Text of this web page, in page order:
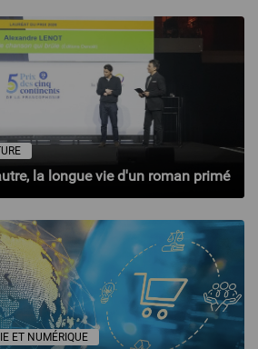
la longue vie d'un roman primé
ET NUMÉRIQUE